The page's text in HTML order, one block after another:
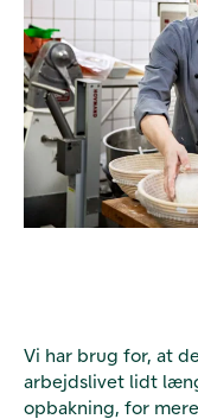
Vi har brug for, at
arbejdslivet lidt
opbakning, for